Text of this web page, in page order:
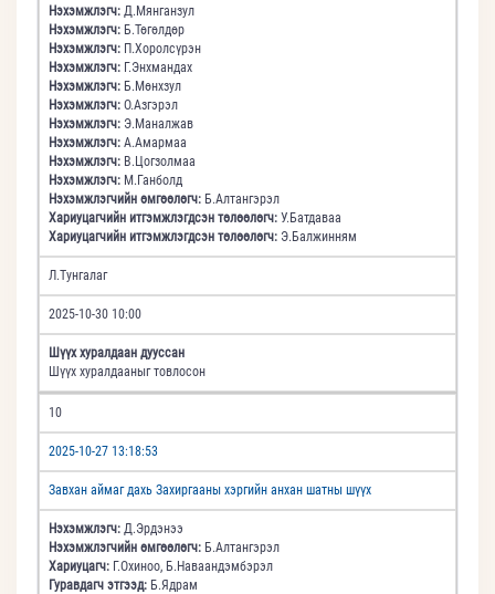
Нэхэмжлэгч: Д.Мянганзул
Нэхэмжлэгч: Б.Төгөлдөр
Нэхэмжлэгч: П.Хоролсүрэн
Нэхэмжлэгч: Г.Энхмандах
Нэхэмжлэгч: Б.Мөнхзул
Нэхэмжлэгч: О.Азгэрэл
Нэхэмжлэгч: Э.Маналжав
Нэхэмжлэгч: А.Амармаа
Нэхэмжлэгч: В.Цогзолмаа
Нэхэмжлэгч: М.Ганболд
Нэхэмжлэгчийн өмгөөлөгч: Б.Алтангэрэл
Хариуцагчийн итгэмжлэгдсэн төлөөлөгч: У.Батдаваа
Хариуцагчийн итгэмжлэгдсэн төлөөлөгч: Э.Балжинням
Л.Тунгалаг
2025-10-30 10:00
Шүүх хуралдаан дууссан
Шүүх хуралдааныг товлосон
10
2025-10-27 13:18:53
Завхан аймаг дахь Захиргааны хэргийн анхан шатны шүүх
Нэхэмжлэгч: Д.Эрдэнээ
Нэхэмжлэгчийн өмгөөлөгч: Б.Алтангэрэл
Хариуцагч: Г.Охиноо, Б.Наваандэмбэрэл
Гуравдагч этгээд: Б.Ядрам